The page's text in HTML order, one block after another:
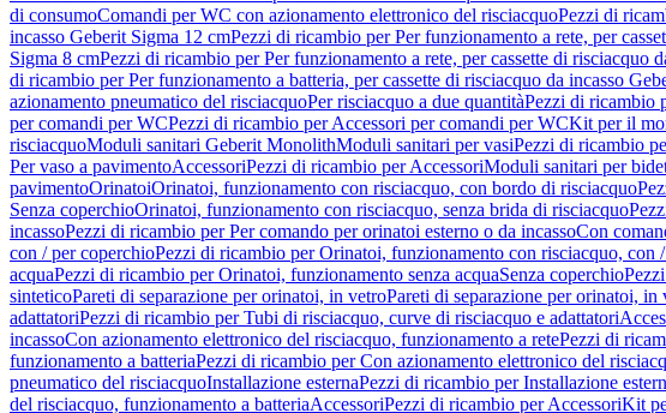
di consumoComandi per WC con azionamento elettronico del risciacquoPezzi di
incasso Geberit Sigma 12 cmPezzi di ricambio per Per funzionamento a rete, per
Sigma 8 cmPezzi di ricambio per Per funzionamento a rete, per cassette di risciacquo
di ricambio per Per funzionamento a batteria, per cassette di risciacquo da incasso
azionamento pneumatico del risciacquoPer risciacquo a due quantitàPezzi di ricambio
per comandi per WCPezzi di ricambio per Accessori per comandi per WCKit per il
risciacquoModuli sanitari Geberit MonolithModuli sanitari per vasiPezzi di ricambio
Per vaso a pavimentoAccessoriPezzi di ricambio per AccessoriModuli sanitari per
pavimentoOrinatoiOrinatoi, funzionamento con risciacquo, con bordo di risciacquo
Senza coperchioOrinatoi, funzionamento con risciacquo, senza brida di risciacquo
incassoPezzi di ricambio per Per comando per orinatoi esterno o da incassoCon
con / per coperchioPezzi di ricambio per Orinatoi, funzionamento con risciacquo, con
acquaPezzi di ricambio per Orinatoi, funzionamento senza acquaSenza coperchio
sinteticoPareti di separazione per orinatoi, in vetroPareti di separazione per orinatoi, in
adattatoriPezzi di ricambio per Tubi di risciacquo, curve di risciacquo e adattatori
incassoCon azionamento elettronico del risciacquo, funzionamento a retePezzi di
funzionamento a batteriaPezzi di ricambio per Con azionamento elettronico del
pneumatico del risciacquoInstallazione esternaPezzi di ricambio per Installazione
del risciacquo, funzionamento a batteriaAccessoriPezzi di ricambio per AccessoriKit